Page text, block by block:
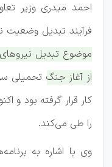
احمد میدری وزیر
فرآیند تبدیل وضعیت
موضوع تبدیل
از آغاز جنگ تحمیلی
کار قرار گرفته بود و
را طی می‌کند.
وی با اشاره به